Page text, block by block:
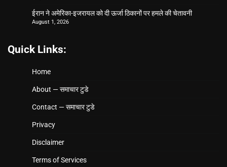
ईरान ने अमेरिका-इजरायल को दी ऊर्जा ठिकानों पर हमले की चेतावनी
August 1, 2026
Quick Links:
Home
About — समाचार टुडे
Contact — समाचार टुडे
Privacy
Disclaimer
Terms of Services